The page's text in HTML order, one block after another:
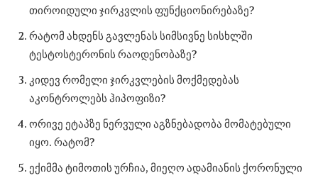
თიროიდული ჯირკვლის ფუნქციონირებაზე?
რატომ ახდენს გავლენას სიმსივნე სისხლში
ტესტოსტერონის რაოდენობაზე?
კიდევ რომელი ჯირკვლების მოქმედებას
აკონტროლებს ჰიპოფიზი?
ორივე ეტაპზე ნერვული აგზნებადობა მომატებული
იყო. რატომ?
ექიმმა ტიმოთის ურჩია, მიეღო ადამიანის ქორონული